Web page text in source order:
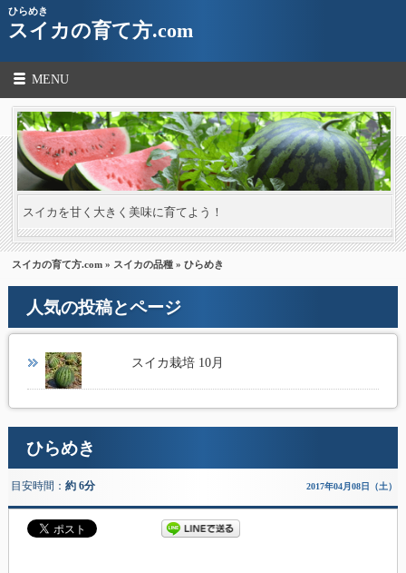
ひらめき
スイカの育て方.com
MENU
スイカを甘く大きく美味に育てよう！
スイカの育て方.com » スイカの品種 » ひらめき
人気の投稿とページ
スイカ栽培 10月
ひらめき
目安時間： 約 6分 2017年04月08日（土）